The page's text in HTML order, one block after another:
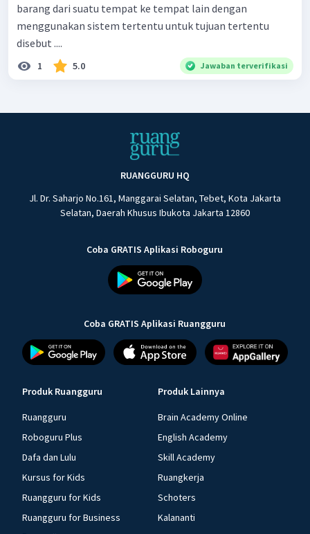
barang dari suatu tempat ke tempat lain dengan
menggunakan sistem tertentu untuk tujuan tertentu
disebut ....
1 5.0 Jawaban terverifikasi
RUANGGURU HQ
Jl. Dr. Saharjo No.161, Manggarai Selatan, Tebet, Kota Jakarta
Selatan, Daerah Khusus Ibukota Jakarta 12860
Coba GRATIS Aplikasi Roboguru
Coba GRATIS Aplikasi Ruangguru
Produk Ruangguru
Ruangguru
Roboguru Plus
Dafa dan Lulu
Kursus for Kids
Ruangguru for Kids
Ruangguru for Business
Produk Lainnya
Brain Academy Online
English Academy
Skill Academy
Ruangkerja
Schoters
Kalananti